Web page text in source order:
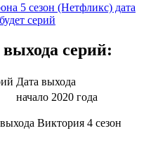
5 сезон (Нетфликс) дата
серий
выхода серий:
Дата выхода
начало 2020 года
Виктория 4 сезон